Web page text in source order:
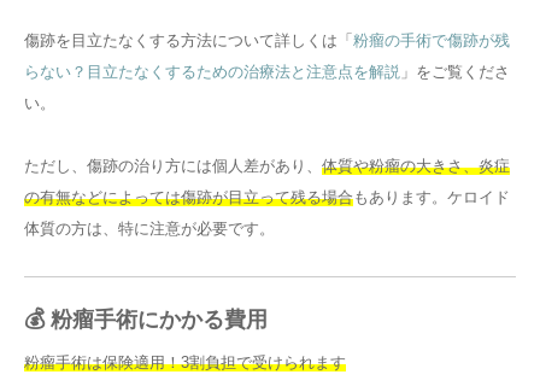
傷跡を目立たなくする方法について詳しくは「粉瘤の手術で傷跡が残
らない？目立たなくするための治療法と注意点を解説 」をご覧くださ
い。
ただし、傷跡の治り方には個人差があり、 体質や粉瘤の大きさ、炎症
の有無などによっては傷跡が目立って残る場合もあります。ケロイド
体質の方は、特に注意が必要です。
💰 粉瘤手術にかかる費用
粉瘤手術は保険適用！3割負担で受けられます